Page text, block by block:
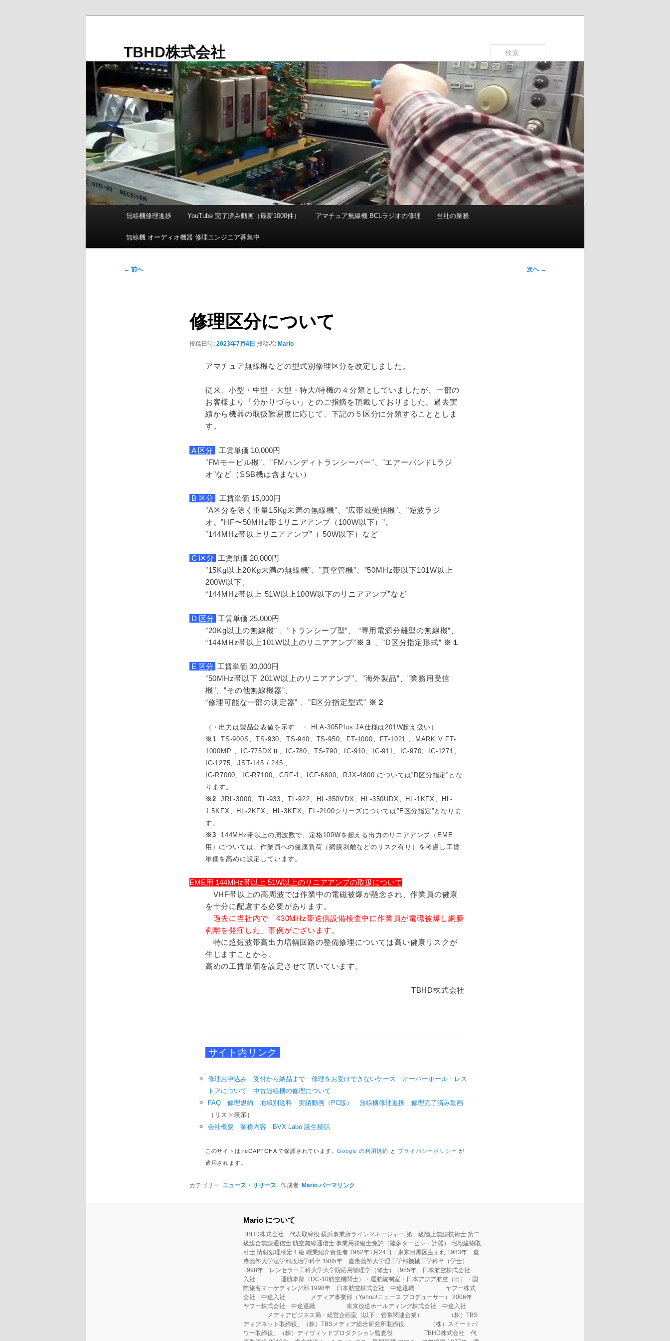
TBHD株式会社
索
メ
無線機修理進捗 YouTube 完了済み動画（最新1000件） アマチュア無線機 BCLラジオの修理 当社の業務
無線機 オーディオ機器 修理エンジニア募集中
投
← 前へ 次へ →
修理区分について
投稿日時: 2023年7月4日 投稿者: Mario
アマチュア無線機などの型式別修理区分を改定しました。
従来、小型・中型・大型・特大/特機の４分類としていましたが、一部の
お客様より「分かりづらい」とのご指摘を頂戴しておりました。過去実
績から機器の取扱難易度に応じて、下記の５区分に分類することとしま
す。
A 区分
工賃単価 10,000円
”FMモービル機”、”FMハンディトランシーバー”、”エアーバンドLラジ
オ”など（SSB機は含まない）
B 区分
工賃単価 15,000円
”A区分を除く重量15Kg未満の無線機”、”広帯域受信機”、”短波ラジ
オ、”HF〜50MHz帯 1リニアアンプ（100W以下）”、
”144MHz帯以上リニアアンプ”（ 50W以下）など
C 区分 工賃単価 20,000円
”15Kg以上20Kg未満の無線機”、”真空管機”、”50MHz帯以下101W以上
200W以下、
“144MHz帯以上 51W以上100W以下のリニアアンプ”など
D 区分 工賃単価 25,000円
”20Kg以上の無線機” 、”トランシーブ型”、 “専用電源分離型の無線機”、
“144MHz帯以上101W以上のリニアアンプ”※３ 、”D区分指定形式” ※１
E 区分 工賃単価 30,000円
”50MHz帯以下 201W以上のリニアアンプ”、”海外製品”、”業務用受信
機”、”その他無線機器”、
“修理可能な一部の測定器” 、”E区分指定型式” ※２
（・出力は製品公表値を示す ・ HLA-305Plus JA仕様は201W超え扱い）
※1 TS-900S、TS-930、TS-940、TS-950、FT-1000、FT-1021 、MARK V FT-
1000MP 、IC-775DXⅡ、IC-780、TS-790、IC-910、IC-911、IC-970、IC-1271、
IC-1275、JST-145 / 245 、
IC-R7000、IC-R7100、CRF-1、ICF-6800、RJX-4800 については”D区分指定”とな
ります。
※2 JRL-3000、TL-933、TL-922、HL-350VDX、HL-350UDX、HL-1KFX、HL-
1.5KFX、HL-2KFX、HL-3KFX、FL-2100シリーズについては”E区分指定”となりま
す。
※3 144MHz帯以上の周波数で、定格100Wを超える出力のリニアアンプ（EME
用）については、作業員への健康負荷（網膜剥離などのリスク有り）を考慮し工賃
単価を高めに設定しています。
EME用 144MHz帯以上 51W以上のリニアアンプの取扱について
VHF帯以上の高周波では作業中の電磁被爆が懸念され、作業員の健康
を十分に配慮する必要があります。
過去に当社内で「430MHz帯送信設備検査中に作業員が電磁被爆し網膜
剥離を発症した」事例がございます。
特に超短波帯高出力増幅回路の整備修理については高い健康リスクが
生じますことから、
高めの工賃単価を設定させて頂いています。
TBHD株式会社
サイト内リンク
修理お申込み 受付から納品まで 修理をお受けできないケース
オーバーホール・レス
トアについて
中古無線機の修理について
FAQ
修理規約 地域別送料 実績動画（PC版） 無線機修理進捗
修理完了済み動画
（リスト表示）
会社概要
業務内容 BVX Labo 誕生秘話
このサイトは reCAPTCHA で保護されています。Google の利用規約 と プライバシーポリシー が
適用されます。
カテゴリー: ニュース・リリース 作成者: Mario パーマリンク
Mario について
TBHD株式会社 代表取締役 横浜事業所ラインマネージャー 第一級陸上無線技術士 第二
級総合無線通信士 航空無線通信士 事業用操縦士免許（陸多タービン・計器） 宅地建物取
引士 情報処理検定１級 職業紹介責任者 1962年1月24日 東京目黒区生まれ 1983年 慶
應義塾大学法学部政治学科卒 1985年 慶應義塾大学理工学部機械工学科卒（学士）
1998年 レンセラー工科大学大学院応用物理学（修士） 1985年 日本航空株式会社
入社 運航本部（DC-10航空機関士）・運航統制室・日本アジア航空（出）・国
際旅客マーケティング部 1998年 日本航空株式会社 中途退職 ヤフー株式
会社 中途入社 メディア事業部（Yahoo!ニュース プロデューサー） 2006年
ヤフー株式会社 中途退職 東京放送ホールディング株式会社 中途入社
メディアビジネス局・経営企画室（以下、管掌関連企業） （株）TBS
ディグネット取締役、（株）TBSメディア総合研究所取締役 （株）スイートパ
ワー取締役、（株）ディヴィッドプロダクション監査役 TBHD株式会社 代